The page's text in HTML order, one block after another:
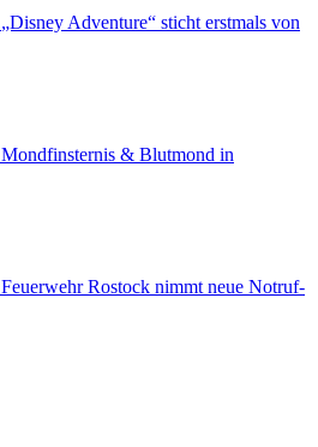
„Disney Adventure“ sticht erstmals von
Mondfinsternis & Blutmond in
Feuerwehr Rostock nimmt neue Notruf-